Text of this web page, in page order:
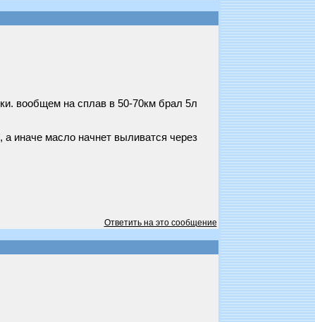
вообщем на сплав в 50-70км брал 5л
иначе масло начнет выливатся через
Ответить на это сообщение